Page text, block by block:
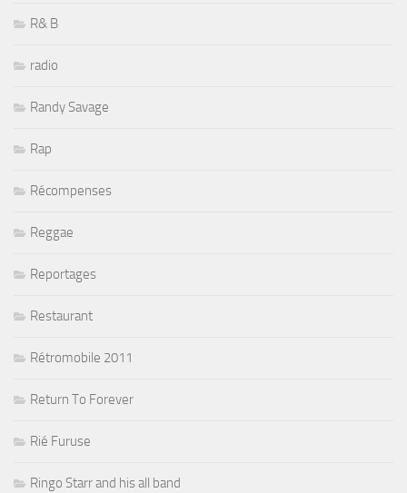
R& B
radio
Randy Savage
Rap
Récompenses
Reggae
Reportages
Restaurant
Rétromobile 2011
Return To Forever
Rié Furuse
Ringo Starr and his all band